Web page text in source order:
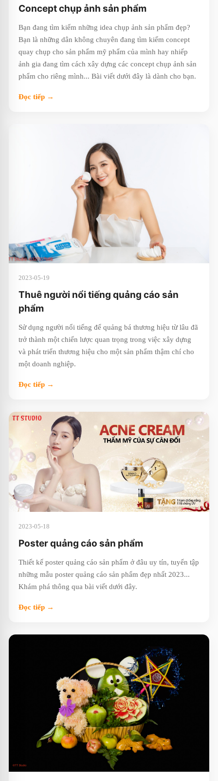
Concept chụp ảnh sản phẩm
Bạn đang tìm kiếm những idea chụp ảnh sản phẩm đẹp?
Bạn là những dân không chuyên đang tìm kiếm concept
quay chụp cho sản phẩm mỹ phẩm của mình hay nhiếp
ảnh gia đang tìm cách xây dựng các concept chụp ảnh sản
phẩm cho riêng mình... Bài viết dưới đây là dành cho bạn.
Đọc tiếp →
2023-05-19
Thuê người nổi tiếng quảng cáo sản
phẩm
Sử dụng người nổi tiếng để quảng bá thương hiệu từ lâu đã
trở thành một chiến lược quan trọng trong việc xây dựng
và phát triển thương hiệu cho một sản phẩm thậm chí cho
một doanh nghiệp.
Đọc tiếp →
2023-05-18
Poster quảng cáo sản phẩm
Thiết kế poster quảng cáo sản phẩm ở đâu uy tín, tuyển tập
những mẫu poster quảng cáo sản phẩm đẹp nhất 2023...
Khám phá thông qua bài viết dưới đây.
Đọc tiếp →